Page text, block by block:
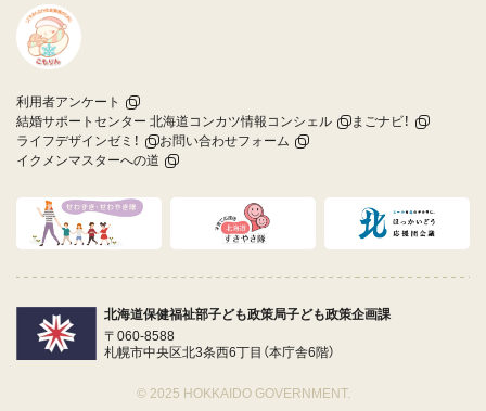
利用者アンケート
結婚サポートセンター 北海道コンカツ情報コンシェル
まごナビ！
ライフデザインゼミ！
お問い合わせフォーム
イクメンマスターへの道
北海道保健福祉部子ども政策局子ども政策企画課
〒060-8588
札幌市中央区北3条西6丁目（本庁舎6階）
© 2025 HOKKAIDO GOVERNMENT.